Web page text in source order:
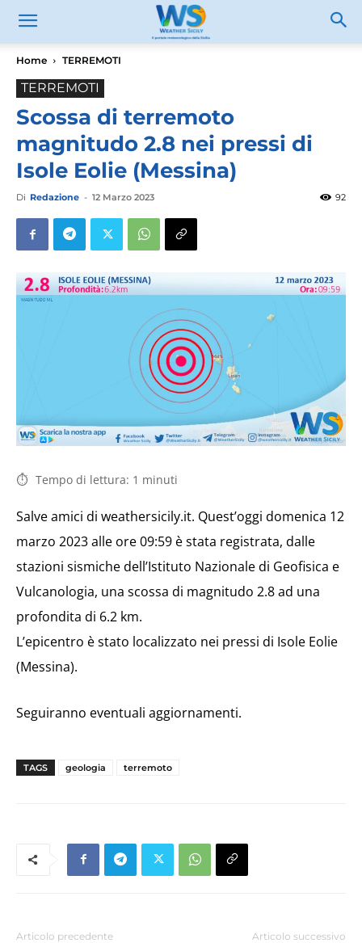
Home TERREMOTI
TERREMOTI
Scossa di terremoto
magnitudo 2.8 nei pressi di
Isole Eolie (Messina)
Di Redazione - 12 Marzo 2023 92
Tempo di lettura: 1 minuti
Salve amici di weathersicily.it. Quest’oggi domenica 12
marzo 2023 alle ore 09:59 è stata registrata, dalle
stazioni sismiche dell’Istituto Nazionale di Geofisica e
Vulcanologia, una scossa di magnitudo 2.8 ad una
profondita di 6.2 km.
L’epicentro è stato localizzato nei pressi di Isole Eolie
(Messina).
Seguiranno eventuali aggiornamenti.
TAGS geologia terremoto
Articolo precedente Articolo successivo